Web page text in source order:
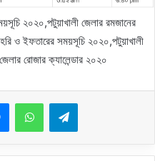
২০২০,পটুয়াখালী জেলার রমজানের
ও ইফতারের সময়সূচি ২০২০,পটুয়াখালী
জেলার রোজার ক্যালেন্ডার ২০২০
MessengerWhatsAppTelegram